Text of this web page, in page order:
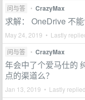
问与答 • CrazyMax
求解： OneDrive 不
May 24, 2019 • Lastly
问与答 • CrazyMax
年会中了个爱马仕的
点的渠道么？
Jan 13, 2019 • Lastly